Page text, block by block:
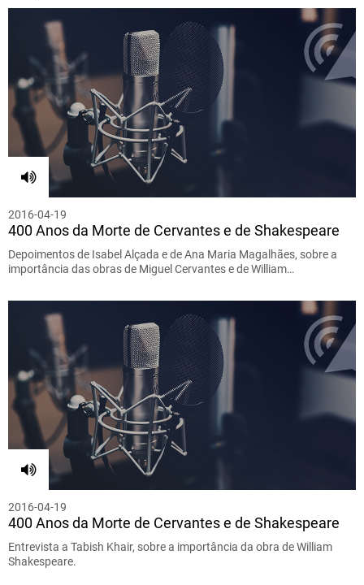
2016-04-19
400 Anos da Morte de Cervantes e de Shakespeare
Depoimentos de Isabel Alçada e de Ana Maria Magalhães, sobre a
importância das obras de Miguel Cervantes e de William…
2016-04-19
400 Anos da Morte de Cervantes e de Shakespeare
Entrevista a Tabish Khair, sobre a importância da obra de William
Shakespeare.